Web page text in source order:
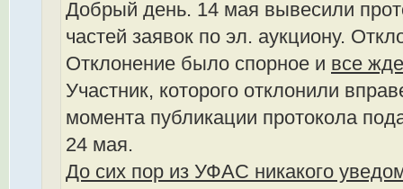
Добрый день. 14 мая вывесили
частей заявок по эл. аукциону.
Отклонение было спорное и все
Участник, которого отклонили
момента публикации протокола
24 мая.
До сих пор из УФАС никакого